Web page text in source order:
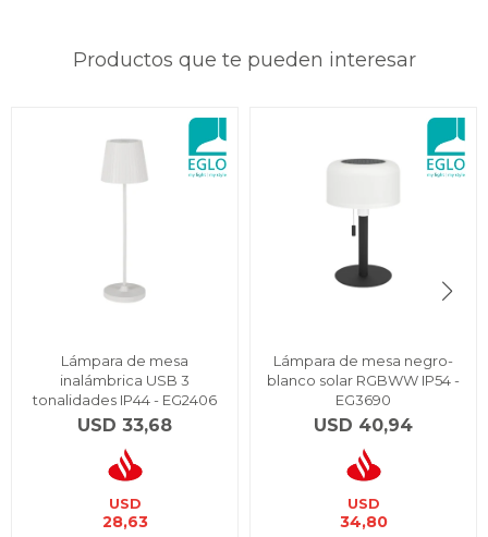
Productos que te pueden interesar
Lámpara de mesa
inalámbrica USB 3
tonalidades IP44 - EG2406
USD 33,68
USD
28,63
Lámpara de mesa negro-
blanco solar RGBWW IP54 -
EG3690
USD 40,94
USD
34,80